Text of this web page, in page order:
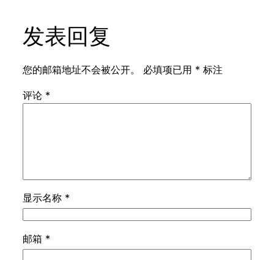
发表回复
您的邮箱地址不会被公开。 必填项已用 * 标注
评论 *
显示名称 *
邮箱 *